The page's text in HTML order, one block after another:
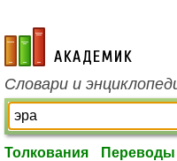
academic.ru
Словари и
Толкования Переводы